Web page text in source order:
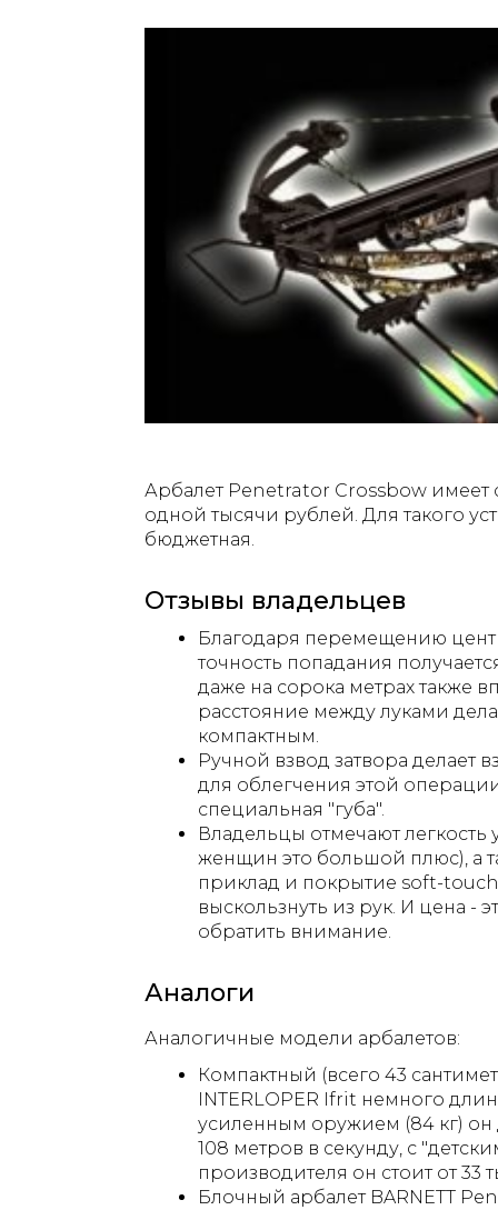
Арбалет Penetrator Crossbow имеет
одной тысячи рублей. Для такого
бюджетная.
Отзывы владельцев
Благодаря перемещению
точность попадания
даже на сорока метрах также
расстояние между луками
компактным.
Ручной взвод затвора делает
для облегчения этой
специальная "губа".
Владельцы отмечают легкость
женщин это большой плюс), а
приклад и покрытие soft-
выскользнуть из рук. И цена -
обратить внимание.
Аналоги
Аналогичные модели арбалетов:
Компактный (всего 43
INTERLOPER Ifrit немного
усиленным оружием (84 кг) он
108 метров в секунду, с
производителя он стоит от 33
Блочный арбалет BARNETT